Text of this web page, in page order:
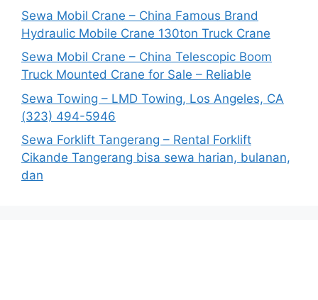
Sewa Mobil Crane – China Famous Brand
Hydraulic Mobile Crane 130ton Truck Crane
Sewa Mobil Crane – China Telescopic Boom
Truck Mounted Crane for Sale – Reliable
Sewa Towing – LMD Towing, Los Angeles, CA
(323) 494-5946
Sewa Forklift Tangerang – Rental Forklift
Cikande Tangerang bisa sewa harian, bulanan,
dan